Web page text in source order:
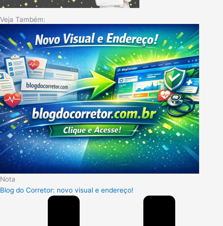
Veja Também:
Nota
Blog do Corretor: novo visual e endereço!